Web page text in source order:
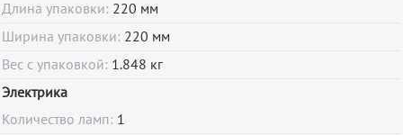
Длина упаковки: 220 мм
Ширина упаковки: 220 мм
Вес с упаковкой: 1.848 кг
Электрика
Количество ламп: 1